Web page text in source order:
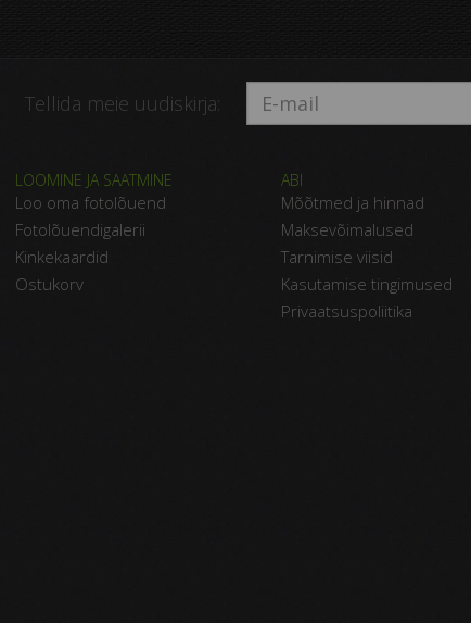
Tellida meie uudiskirja:
LOOMINE JA SAATMINE
Loo oma fotolõuend
Fotolõuendigalerii
Kinkekaardid
Ostukorv
ABI
Mõõtmed ja hinnad
Maksevõimalused
Tarnimise viisid
Kasutamise tingimused
Privaatsuspoliitika